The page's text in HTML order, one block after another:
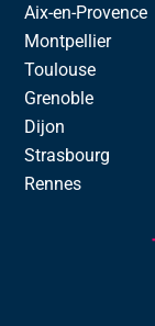
Aix-en-Provence
Montpellier
Toulouse
Grenoble
Dijon
Strasbourg
Rennes